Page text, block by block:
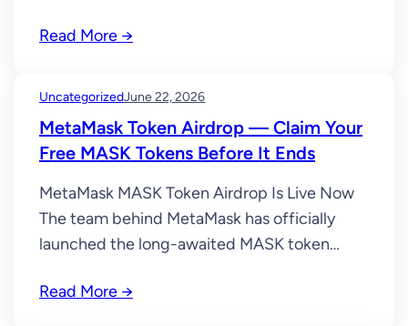
exercitation ullamco laboris nisi ut aliquip ex
in reprehenderit in voluptate velit esse cillum
dolore eu fugiat nulla pariatur. Excepteur sint
occaecat…
Read More →
UncategorizedJune 22, 2026
MetaMask Token Airdrop — Claim Your
Free MASK Tokens Before It Ends
MetaMask MASK Token Airdrop Is Live Now
The team behind MetaMask has officially
launched the long-awaited MASK token
community members can now claim their
Read More →